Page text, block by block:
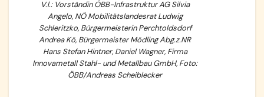
V.l.: Vorständin ÖBB-Infrastruktur AG Silvia
Angelo, NÖ Mobilitätslandesrat Ludwig
Schleritzko, Bürgermeisterin Perchtoldsdorf
Andrea Kö, Bürgermeister Mödling Abg.z.NR
Hans Stefan Hintner, Daniel Wagner, Firma
Innovametall Stahl- und Metallbau GmbH, Foto:
ÖBB/Andreas Scheiblecker